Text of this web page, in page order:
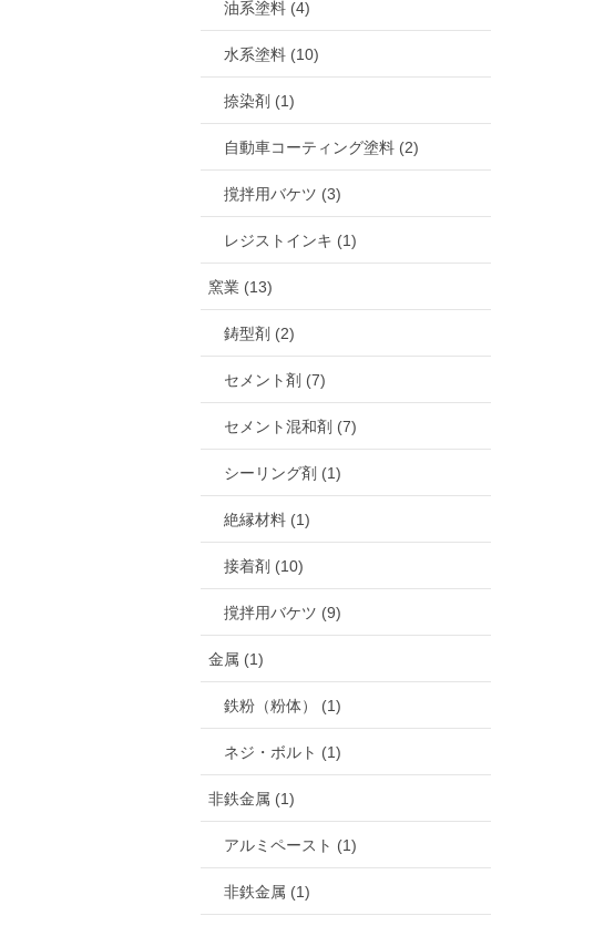
油系塗料 (4)
水系塗料 (10)
捺染剤 (1)
自動車コーティング塗料 (2)
撹拌用バケツ (3)
レジストインキ (1)
窯業 (13)
鋳型剤 (2)
セメント剤 (7)
セメント混和剤 (7)
シーリング剤 (1)
絶縁材料 (1)
接着剤 (10)
撹拌用バケツ (9)
金属 (1)
鉄粉（粉体） (1)
ネジ・ボルト (1)
非鉄金属 (1)
アルミペースト (1)
非鉄金属 (1)